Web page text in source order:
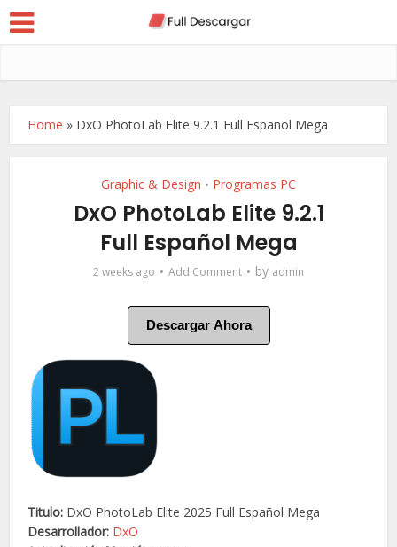
Home » DxO PhotoLab Elite 9.2.1 Full Español Mega
Graphic & Design • Programas PC
DxO PhotoLab Elite 9.2.1
Full Español Mega
2 weeks ago Add Comment by admin
Descargar Ahora
Titulo: DxO PhotoLab Elite 2025 Full Español Mega
Desarrollador: DxO